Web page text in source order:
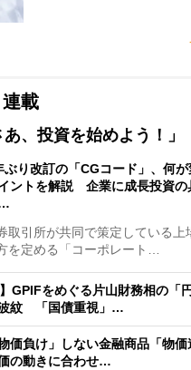
載
、投資を始めよう！」
ぶり改訂の「CGコード」、何
ントを解説 企業に成長投資の
引所が共同で策定している上
を定める「コーポレート…
GPIFをめぐる片山財務相の「
紋 「国債重視」…
価負け」しない金融商品「物
の動きに合わせ…